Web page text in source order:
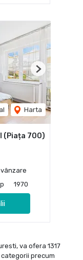
Harta
Next
(Piața 700)
1970
va ofera 1317
precum